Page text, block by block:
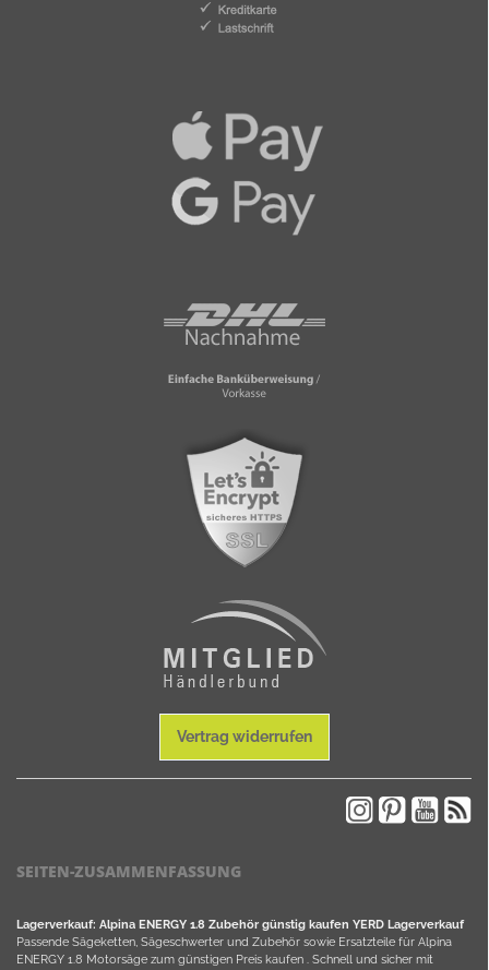
Vertrag widerrufen
SEITEN-ZUSAMMENFASSUNG
Lagerverkauf: Alpina ENERGY 1.8 Zubehör günstig kaufen YERD Lagerverkauf
Passende Sägeketten, Sägeschwerter und Zubehör sowie Ersatzteile für Alpina
ENERGY 1.8 Motorsäge zum günstigen Preis kaufen . Schnell und sicher mit